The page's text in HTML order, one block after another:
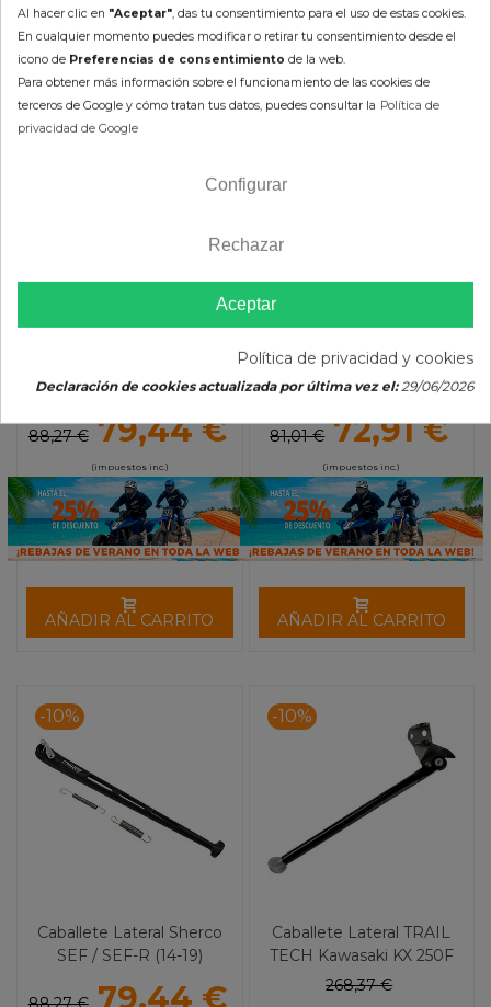
OTROS PRODUCTOS DE LA
MISMA CATEGORÍA
07) MOOSE RACING
88,27 € 79,44 €
(impuestos inc.)
AÑADIR AL CARRITO
Caballete Lateral Gas Gas
XC 250/300 (18-19) MOOSE
81,01 € 72,91 €
(impuestos inc.)
AÑADIR AL CARRITO
-10%
Caballete Lateral Sherco
SEF / SEF-R (14-19)
79,44 €
-10%
Caballete Lateral TRAIL
TECH Kawasaki KX 250F
(09-14) KX 450F (09-11)
268,37 €
Al hacer clic en "Aceptar", das tu consentimiento para el uso de estas cookies.
En cualquier momento puedes modificar o retirar tu consentimiento desde el
icono de Preferencias de consentimiento de la web.
Para obtener más información sobre el funcionamiento de las cookies de
terceros de Google y cómo tratan tus datos, puedes consultar la Política de
privacidad de Google
Configurar
Rechazar
Aceptar
Política de privacidad y cookies
Declaración de cookies actualizada por última vez el:29/06/2026